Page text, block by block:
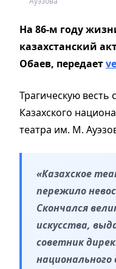
На 86-м году
казахстанский
Обаев, передает
Трагическую
Казахского
театра им. М.
«Казахское
пережило
Скончался
искусства,
советник